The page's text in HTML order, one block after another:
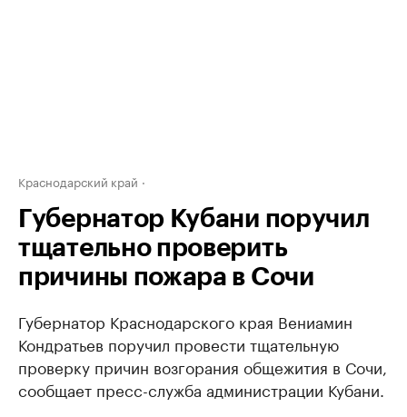
Краснодарский край
Губернатор Кубани поручил
тщательно проверить
причины пожара в Сочи
Губернатор Краснодарского края Вениамин
Кондратьев поручил провести тщательную
проверку причин возгорания общежития в Сочи,
сообщает пресс-служба администрации Кубани.